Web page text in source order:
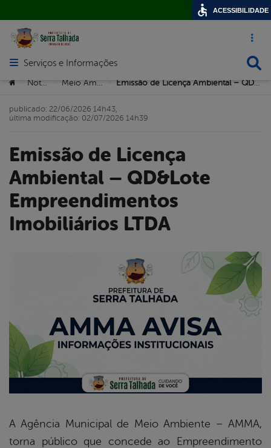
Acesso
Abrir menu principal de navegação
Serviços e Informações
Você está aqui:
> > >
Emissão de Licença
Ambiental – QD&Lote
Empreendimentos
Imobiliários LTDA
publicado: 22/06/2026 14h43,
última modificação: 02/07/2026 14h39
A Agência Municipal de Meio Ambiente – AMMA,
torna público que concede ao Empreendimento
ACESSIBILIDADE